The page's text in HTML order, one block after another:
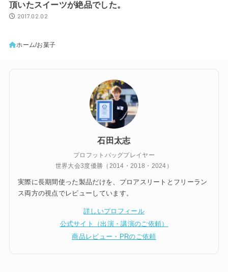
頂いたスイーツが絶品でした。
2017.02.02
ホーム お菓子
石田太志
プロフットバッグプレイヤー
世界大会3度優勝（2014・2018・2024）
実際に長期間使った製品だけを、プロアスリートとフリーラン
ス両方の視点でレビューしています。
詳しいプロフィール
公式サイト（出演・講演のご依頼）
商品レビュー・PRのご依頼